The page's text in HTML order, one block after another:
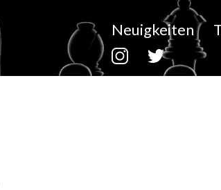
Neuigkeiten